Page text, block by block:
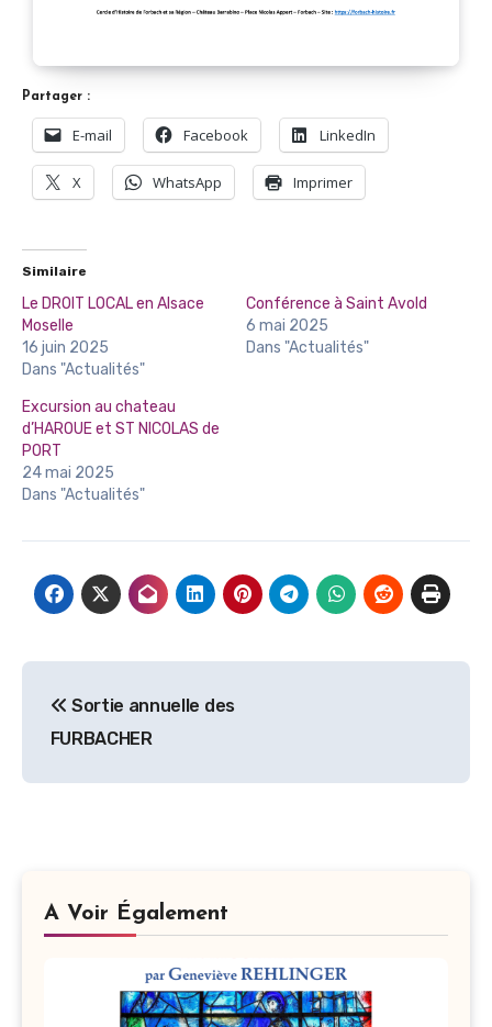
Partager :
E-mail Facebook LinkedIn
X WhatsApp Imprimer
Similaire
Le DROIT LOCAL en Alsace
Moselle
16 juin 2025
Dans "Actualités"
Conférence à Saint Avold
6 mai 2025
Dans "Actualités"
Excursion au chateau
d’HAROUE et ST NICOLAS de
PORT
24 mai 2025
Dans "Actualités"
Sortie annuelle des
FURBACHER
A Voir Également